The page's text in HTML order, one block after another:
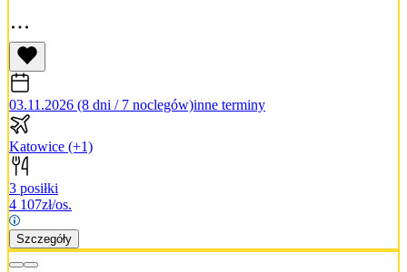
03.11.2026 (8 dni / 7 noclegów)inne terminy
Katowice (+1)
3 posiłki
4 107zł/os.
Szczegóły